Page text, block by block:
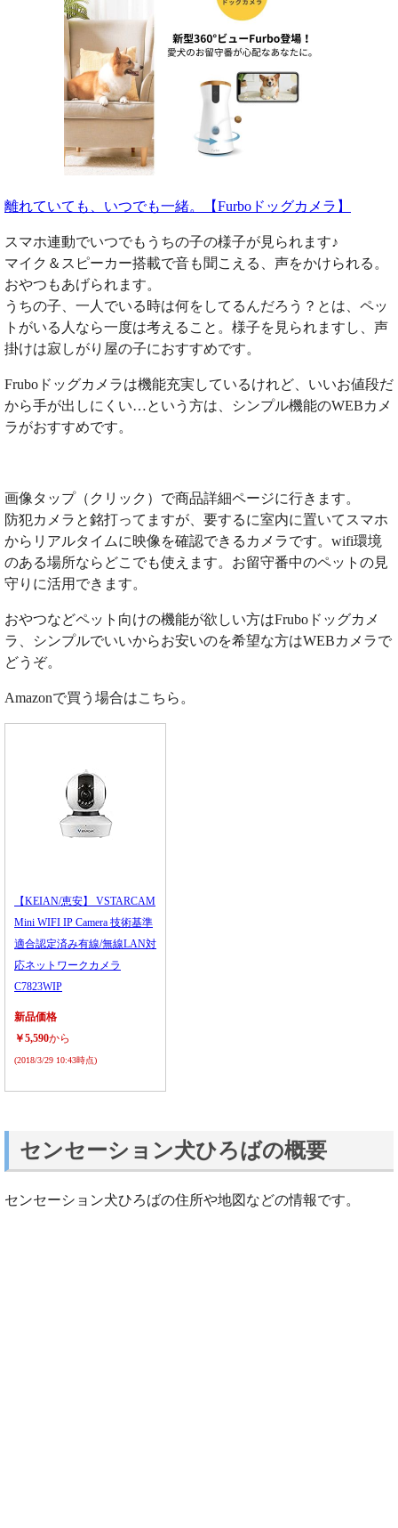
離れていても、いつでも一緒。【Furboドッグカメラ】
スマホ連動でいつでもうちの子の様子が見られます♪
マイク＆スピーカー搭載で音も聞こえる、声をかけられる。
おやつもあげられます。
うちの子、一人でいる時は何をしてるんだろう？とは、ペッ
トがいる人なら一度は考えること。様子を見られますし、声
掛けは寂しがり屋の子におすすめです。
Fruboドッグカメラは機能充実しているけれど、いいお値段だ
から手が出しにくい…という方は、シンプル機能のWEBカメ
ラがおすすめです。
画像タップ（クリック）で商品詳細ページに行きます。
防犯カメラと銘打ってますが、要するに室内に置いてスマホ
からリアルタイムに映像を確認できるカメラです。wifi環境
のある場所ならどこでも使えます。お留守番中のペットの見
守りに活用できます。
おやつなどペット向けの機能が欲しい方はFruboドッグカメ
ラ、シンプルでいいからお安いのを希望な方はWEBカメラで
どうぞ。
Amazonで買う場合はこちら。
【KEIAN/恵安】 VSTARCAM
Mini WIFI IP Camera 技術基準
適合認定済み有線/無線LAN対
応ネットワークカメラ
C7823WIP
新品価格
￥5,590から
(2018/3/29 10:43時点)
センセーション犬ひろばの概要
センセーション犬ひろばの住所や地図などの情報です。